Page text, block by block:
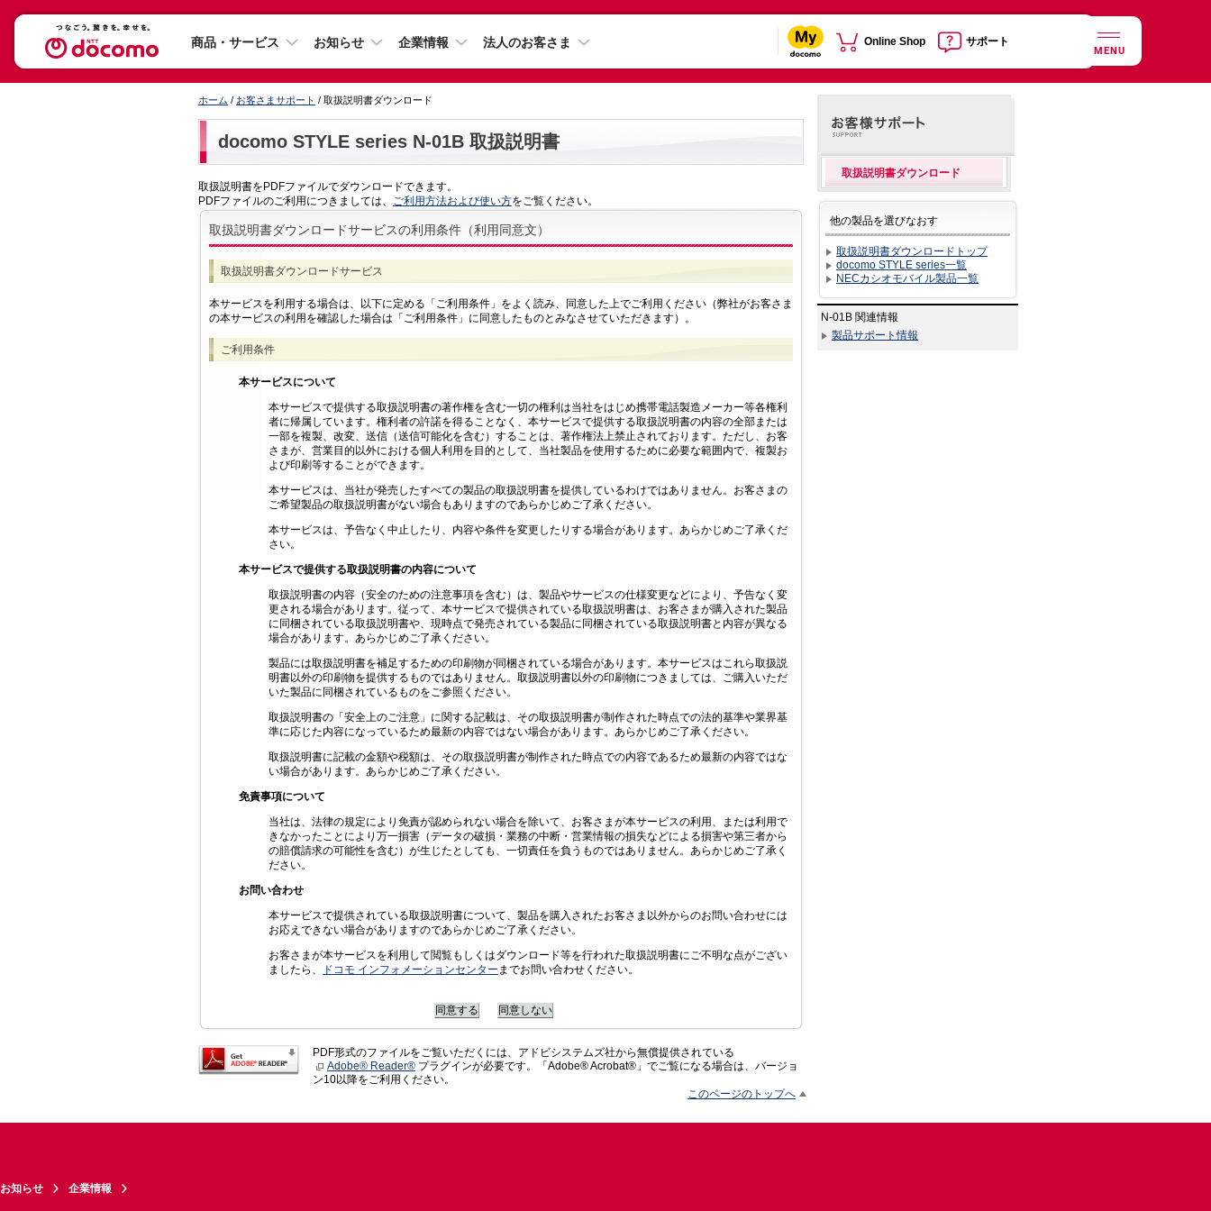
商品・サービス お知らせ 企業情報 法人のお客さま Online Shop サポート
MENU
ホーム / お客さまサポート / 取扱説明書ダウンロード
docomo STYLE series N-01B 取扱説明書
取扱説明書をPDFファイルでダウンロードできます。
PDFファイルのご利用につきましては、
ご利用方法および使い方をご覧ください。
取扱説明書ダウンロードサービスの利用条件（利用同意文）
取扱説明書ダウンロードサービス
本サービスを利用する場合は、以下に定める「ご利用条件」をよく読み、同意した上でご利用ください（弊社がお客さま
の本サービスの利用を確認した場合は「ご利用条件」に同意したものとみなさせていただきます）。
ご利用条件
本サービスについて
本サービスで提供する取扱説明書の著作権を含む一切の権利は当社をはじめ携帯電話製造メーカー等各権利
者に帰属しています。権利者の許諾を得ることなく、本サービスで提供する取扱説明書の内容の全部または
一部を複製、改変、送信（送信可能化を含む）することは、著作権法上禁止されております。ただし、お客
さまが、営業目的以外における個人利用を目的として、当社製品を使用するために必要な範囲内で、複製お
よび印刷等することができます。
本サービスは、当社が発売したすべての製品の取扱説明書を提供しているわけではありません。お客さまの
ご希望製品の取扱説明書がない場合もありますのであらかじめご了承ください。
本サービスは、予告なく中止したり、内容や条件を変更したりする場合があります。あらかじめご了承くだ
さい。
本サービスで提供する取扱説明書の内容について
取扱説明書の内容（安全のための注意事項を含む）は、製品やサービスの仕様変更などにより、予告なく変
更される場合があります。従って、本サービスで提供されている取扱説明書は、お客さまが購入された製品
に同梱されている取扱説明書や、現時点で発売されている製品に同梱されている取扱説明書と内容が異なる
場合があります。あらかじめご了承ください。
製品には取扱説明書を補足するための印刷物が同梱されている場合があります。本サービスはこれら取扱説
明書以外の印刷物を提供するものではありません。取扱説明書以外の印刷物につきましては、ご購入いただ
いた製品に同梱されているものをご参照ください。
取扱説明書の「安全上のご注意」に関する記載は、その取扱説明書が制作された時点での法的基準や業界基
準に応じた内容になっているため最新の内容ではない場合があります。あらかじめご了承ください。
取扱説明書に記載の金額や税額は、その取扱説明書が制作された時点での内容であるため最新の内容ではな
い場合があります。あらかじめご了承ください。
免責事項について
当社は、法律の規定により免責が認められない場合を除いて、お客さまが本サービスの利用、または利用で
きなかったことにより万一損害（データの破損・業務の中断・営業情報の損失などによる損害や第三者から
の賠償請求の可能性を含む）が生じたとしても、一切責任を負うものではありません。あらかじめご了承く
ださい。
お問い合わせ
本サービスで提供されている取扱説明書について、製品を購入されたお客さま以外からのお問い合わせには
お応えできない場合がありますのであらかじめご了承ください。
お客さまが本サービスを利用して閲覧もしくはダウンロード等を行われた取扱説明書にご不明な点がござい
ましたら、
ドコモ インフォメーションセンター までお問い合わせください。
PDF形式のファイルをご覧いただくには、アドビシステムズ社から無償提供されている
Adobe® Reader® プラグインが必要です。「Adobe® Acrobat®」でご覧になる場合は、バージョ
ン10以降をご利用ください。
取扱説明書ダウンロード
他の製品を選びなおす
取扱説明書ダウンロードトップ
docomo STYLE series一覧
NECカシオモバイル製品一覧
N-01B 関連情報
製品サポート情報
このページのトップへ
お知らせ 企業情報